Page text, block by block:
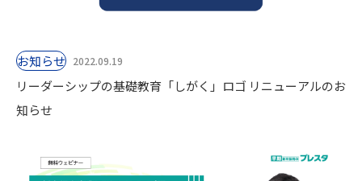
お知らせ 2022.09.19
リーダーシップの基礎教育「しがく」ロゴ リニューアルのお
知らせ